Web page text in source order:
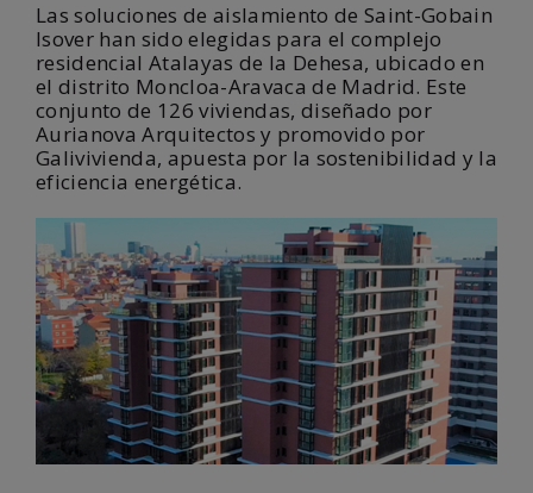
Las soluciones de aislamiento de Saint-Gobain
Isover han sido elegidas para el complejo
residencial Atalayas de la Dehesa, ubicado en
el distrito Moncloa-Aravaca de Madrid. Este
conjunto de 126 viviendas, diseñado por
Aurianova Arquitectos y promovido por
Galivivienda, apuesta por la sostenibilidad y la
eficiencia energética.